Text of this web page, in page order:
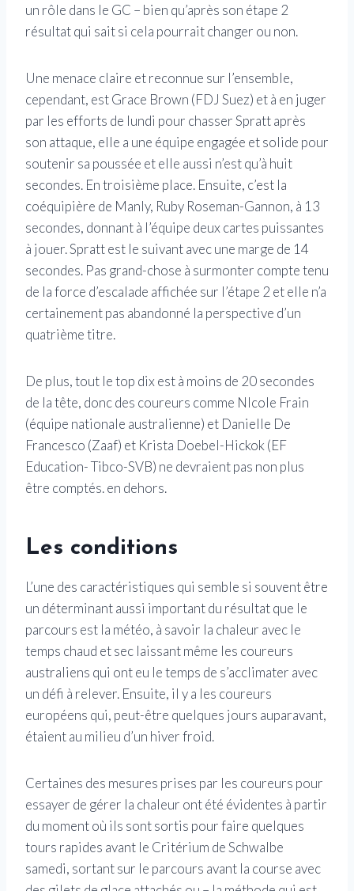
un rôle dans le GC – bien qu’après son étape 2
résultat qui sait si cela pourrait changer ou non.
Une menace claire et reconnue sur l’ensemble,
cependant, est Grace Brown (FDJ Suez) et à en juger
par les efforts de lundi pour chasser Spratt après
son attaque, elle a une équipe engagée et solide pour
soutenir sa poussée et elle aussi n’est qu’à huit
secondes. En troisième place. Ensuite, c’est la
coéquipière de Manly, Ruby Roseman-Gannon, à 13
secondes, donnant à l’équipe deux cartes puissantes
à jouer. Spratt est le suivant avec une marge de 14
secondes. Pas grand-chose à surmonter compte tenu
de la force d’escalade affichée sur l’étape 2 et elle n’a
certainement pas abandonné la perspective d’un
quatrième titre.
De plus, tout le top dix est à moins de 20 secondes
de la tête, donc des coureurs comme NIcole Frain
(équipe nationale australienne) et Danielle De
Francesco (Zaaf) et Krista Doebel-Hickok (EF
Education- Tibco-SVB) ne devraient pas non plus
être comptés. en dehors.
Les conditions
L’une des caractéristiques qui semble si souvent être
un déterminant aussi important du résultat que le
parcours est la météo, à savoir la chaleur avec le
temps chaud et sec laissant même les coureurs
australiens qui ont eu le temps de s’acclimater avec
un défi à relever. Ensuite, il y a les coureurs
européens qui, peut-être quelques jours auparavant,
étaient au milieu d’un hiver froid.
Certaines des mesures prises par les coureurs pour
essayer de gérer la chaleur ont été évidentes à partir
du moment où ils sont sortis pour faire quelques
tours rapides avant le Critérium de Schwalbe
samedi, sortant sur le parcours avant la course avec